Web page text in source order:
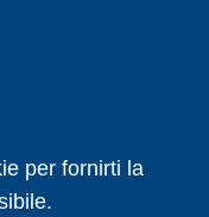
per fornirti la